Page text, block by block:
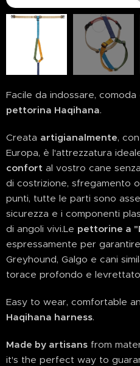
Facile da indossare,
pettorina Haqihana.
Creata artigianalmente,
Europa, è l'attrezzatura
confort al vostro cane
di costrizione, sfregamento
punti, tutte le parti sono
sicurezza e i componenti
di angoli vivi.Le pettorine a
espressamente per
Greyhound, Galgo e cani
torace profondo e
Easy to wear, comfortable
Haqihana harness.
Made by artisans from
it's the perfect way to